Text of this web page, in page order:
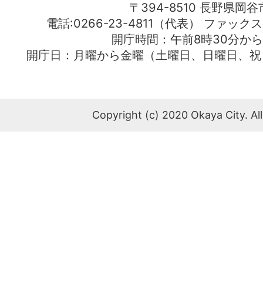
〒394-8510 長野県岡谷
電話:0266-23-4811（代表） ファッ
開庁時間：午前8時30分か
開庁日：月曜から金曜（土曜日、日曜日、
Copyright (c) 2020 Okaya City.